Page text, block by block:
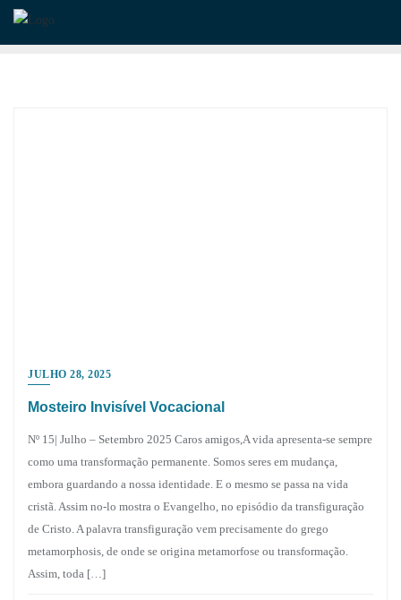
Skip
JULHO 28, 2025
Mosteiro Invisível Vocacional
Nº 15| Julho – Setembro 2025 Caros amigos,A vida apresenta-se sempre
como uma transformação permanente. Somos seres em mudança,
embora guardando a nossa identidade. E o mesmo se passa na vida
cristã. Assim no-lo mostra o Evangelho, no episódio da transfiguração
de Cristo. A palavra transfiguração vem precisamente do grego
metamorphosis, de onde se origina metamorfose ou transformação.
Assim, toda […]